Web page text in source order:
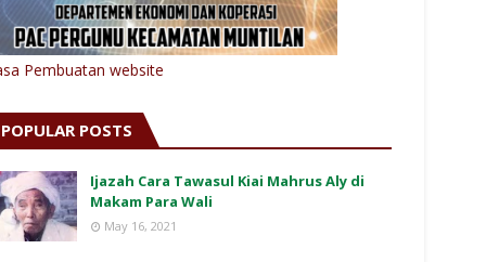
Pembuatan website
POPULAR POSTS
Ijazah Cara Tawasul Kiai Mahrus Aly di
Makam Para Wali
May 16, 2021